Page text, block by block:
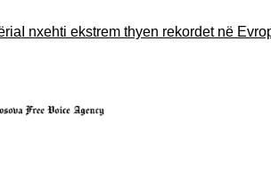
ekstrem thyen rekordet në Evropën